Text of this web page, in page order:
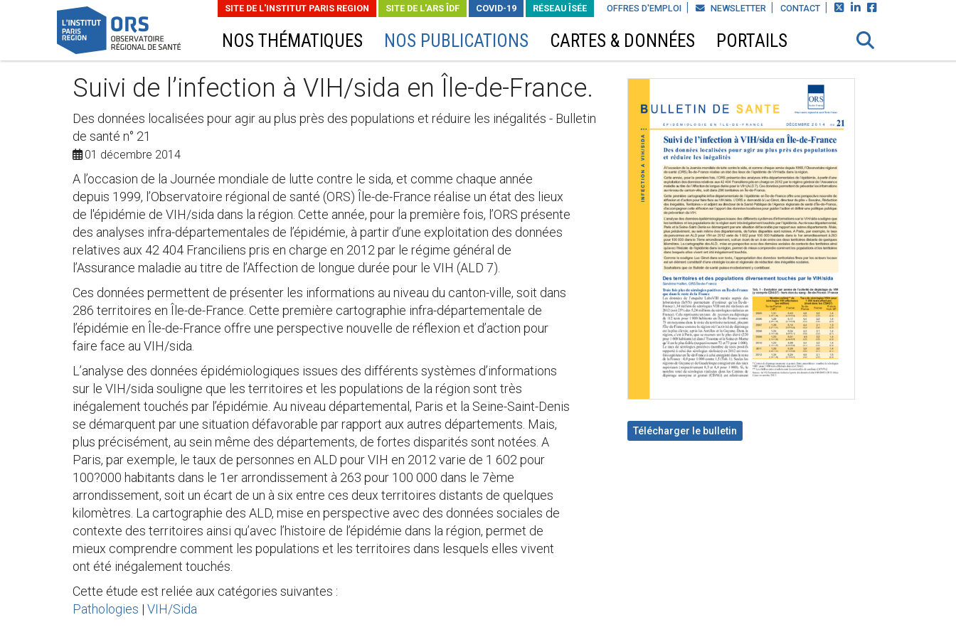
OFFRES D'EMPLOI NEWSLETTER CONTACT   
SITE DE L'INSTITUT PARIS REGION SITE DE L'ARS ÎDF COVID-19 RÉSEAU ÎSÉE
NOS THÉMATIQUES NOS PUBLICATIONS CARTES & DONNÉES PORTAILS
Suivi de l’infection à VIH/sida en Île-de-France.
Des données localisées pour agir au plus près des populations et réduire les inégalités - Bulletin
de santé n° 21
01 décembre 2014
A l’occasion de la Journée mondiale de lutte contre le sida, et comme chaque année
depuis 1999, l’Observatoire régional de santé (ORS) Île-de-France réalise un état des lieux
de l'épidémie de VIH/sida dans la région. Cette année, pour la première fois, l’ORS présente
des analyses infra-départementales de l’épidémie, à partir d’une exploitation des données
relatives aux 42 404 Franciliens pris en charge en 2012 par le régime général de
l’Assurance maladie au titre de l’Affection de longue durée pour le VIH (ALD 7).
Ces données permettent de présenter les informations au niveau du canton-ville, soit dans
286 territoires en Île-de-France. Cette première cartographie infra-départementale de
l’épidémie en Île-de-France offre une perspective nouvelle de réflexion et d’action pour
faire face au VIH/sida.
L’analyse des données épidémiologiques issues des différents systèmes d’informations
sur le VIH/sida souligne que les territoires et les populations de la région sont très
inégalement touchés par l’épidémie. Au niveau départemental, Paris et la Seine-Saint-Denis
se démarquent par une situation défavorable par rapport aux autres départements. Mais,
plus précisément, au sein même des départements, de fortes disparités sont notées. A
Paris, par exemple, le taux de personnes en ALD pour VIH en 2012 varie de 1 602 pour
100?000 habitants dans le 1er arrondissement à 263 pour 100 000 dans le 7ème
arrondissement, soit un écart de un à six entre ces deux territoires distants de quelques
kilomètres. La cartographie des ALD, mise en perspective avec des données sociales de
contexte des territoires ainsi qu’avec l’histoire de l’épidémie dans la région, permet de
mieux comprendre comment les populations et les territoires dans lesquels elles vivent
ont été inégalement touchés.
Cette étude est reliée aux catégories suivantes :
Pathologies | VIH/Sida
Télécharger le bulletin